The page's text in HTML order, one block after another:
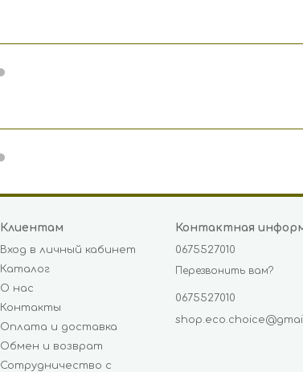
Клиентам
Вход в личный кабинет
Каталог
О нас
Контакты
Оплата и доставка
Обмен и возврат
Сотрудничество с
Контактная
0675527010
Перезвонить вам?
0675527010